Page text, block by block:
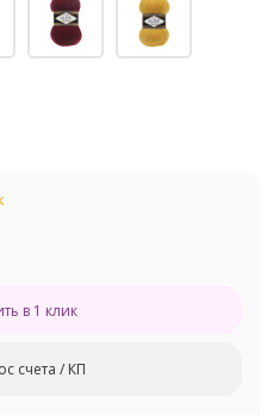
в 1 клик
счета / КП